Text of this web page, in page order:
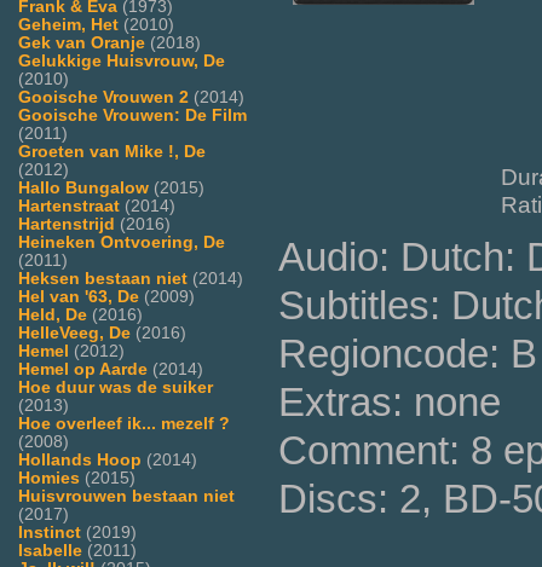
Frank & Eva (1973)
Geheim, Het (2010)
Gek van Oranje (2018)
Gelukkige Huisvrouw, De
(2010)
Gooische Vrouwen 2 (2014)
Gooische Vrouwen: De Film
(2011)
Groeten van Mike !, De
(2012)
Hallo Bungalow (2015)
Hartenstraat (2014)
Hartenstrijd (2016)
Heineken Ontvoering, De
(2011)
Heksen bestaan niet (2014)
Hel van '63, De (2009)
Held, De (2016)
HelleVeeg, De (2016)
Hemel (2012)
Hemel op Aarde (2014)
Hoe duur was de suiker
(2013)
Hoe overleef ik... mezelf ?
(2008)
Hollands Hoop (2014)
Homies (2015)
Huisvrouwen bestaan niet
(2017)
Instinct (2019)
Isabelle (2011)
Audio: Dutch:
Subtitles:
Regioncode:
Extras: none
Comment: 8
Discs: 2, BD-